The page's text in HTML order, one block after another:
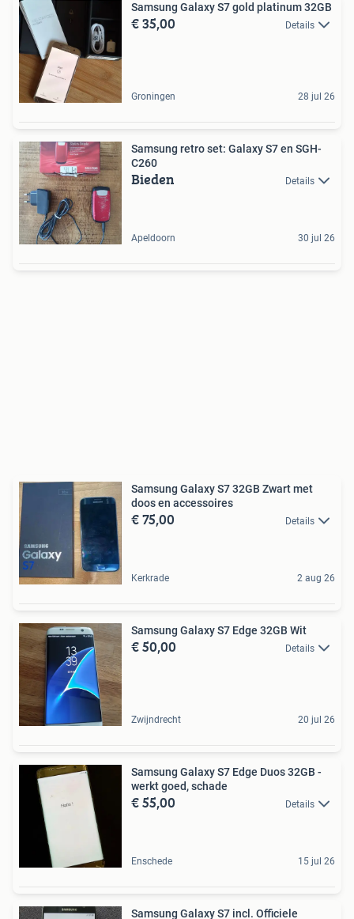
Samsung Galaxy S7 gold platinum 32GB
€ 35,00 Details
Groningen 28 jul 26
Samsung retro set: Galaxy S7 en SGH-
C260
Bieden Details
Apeldoorn 30 jul 26
Samsung Galaxy S7 32GB Zwart met
doos en accessoires
€ 75,00 Details
Kerkrade 2 aug 26
Samsung Galaxy S7 Edge 32GB Wit
€ 50,00 Details
Zwijndrecht 20 jul 26
Samsung Galaxy S7 Edge Duos 32GB -
werkt goed, schade
€ 55,00 Details
Enschede 15 jul 26
Samsung Galaxy S7 incl. Officiele